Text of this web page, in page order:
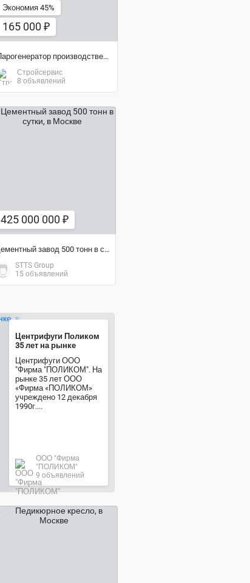
Экономия 45%
165 000 ₽
Парогенератор производственный купить
Стройсервис
8 объявлений
425 000 000 ₽
Цементный завод 500 тонн в сутки
STTS Group
15 объявлений
Центрифуги Поликом
35 лет на рынке
Центрифуги ООО
"Фирма "ПОЛИКОМ". На
рынке 35 лет ООО
«Фирма «ПОЛИКОМ»
учреждено 12 декабря
1990г....
ООО "Фирма
"ПОЛИКОМ"
9 объявлений